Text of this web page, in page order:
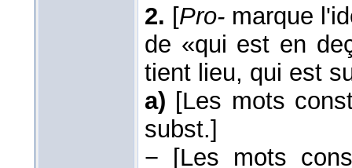
2. [Pro- marque
de «qui est en
tient lieu, qui est
a) [Les mots
subst.]
−
[Les mots